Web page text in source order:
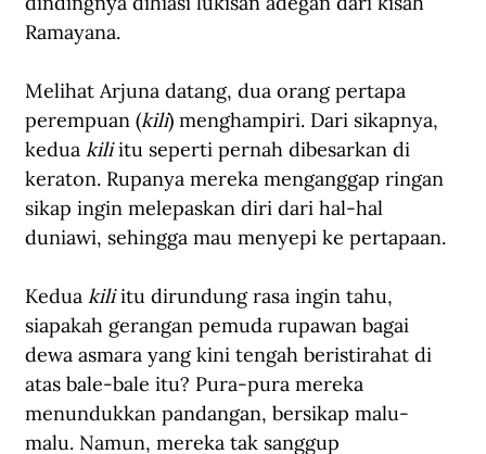
Ramayana.
Melihat Arjuna datang, dua orang pertapa
perempuan (kili) menghampiri. Dari sikapnya,
kedua kili itu seperti pernah dibesarkan di
keraton. Rupanya mereka menganggap ringan
sikap ingin melepaskan diri dari hal-hal
duniawi, sehingga mau menyepi ke pertapaan.
Kedua kili itu dirundung rasa ingin tahu,
siapakah gerangan pemuda rupawan bagai
dewa asmara yang kini tengah beristirahat di
atas bale-bale itu? Pura-pura mereka
menundukkan pandangan, bersikap malu-
malu. Namun, mereka tak sanggup